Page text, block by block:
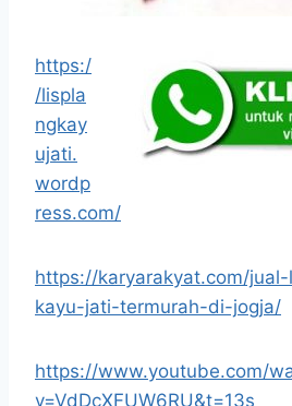
https:/
/lispla
ngkay
ujati.
wordp
ress.com/
https://karyarakyat.com/
kayu-jati-termurah-di-jogja/
https://www.youtube.com/
v=VdDcXFUW6RU&t=13s